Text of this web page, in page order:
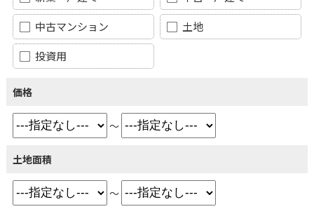
中古マンション
土地
投資用
価格
～
土地面積
～